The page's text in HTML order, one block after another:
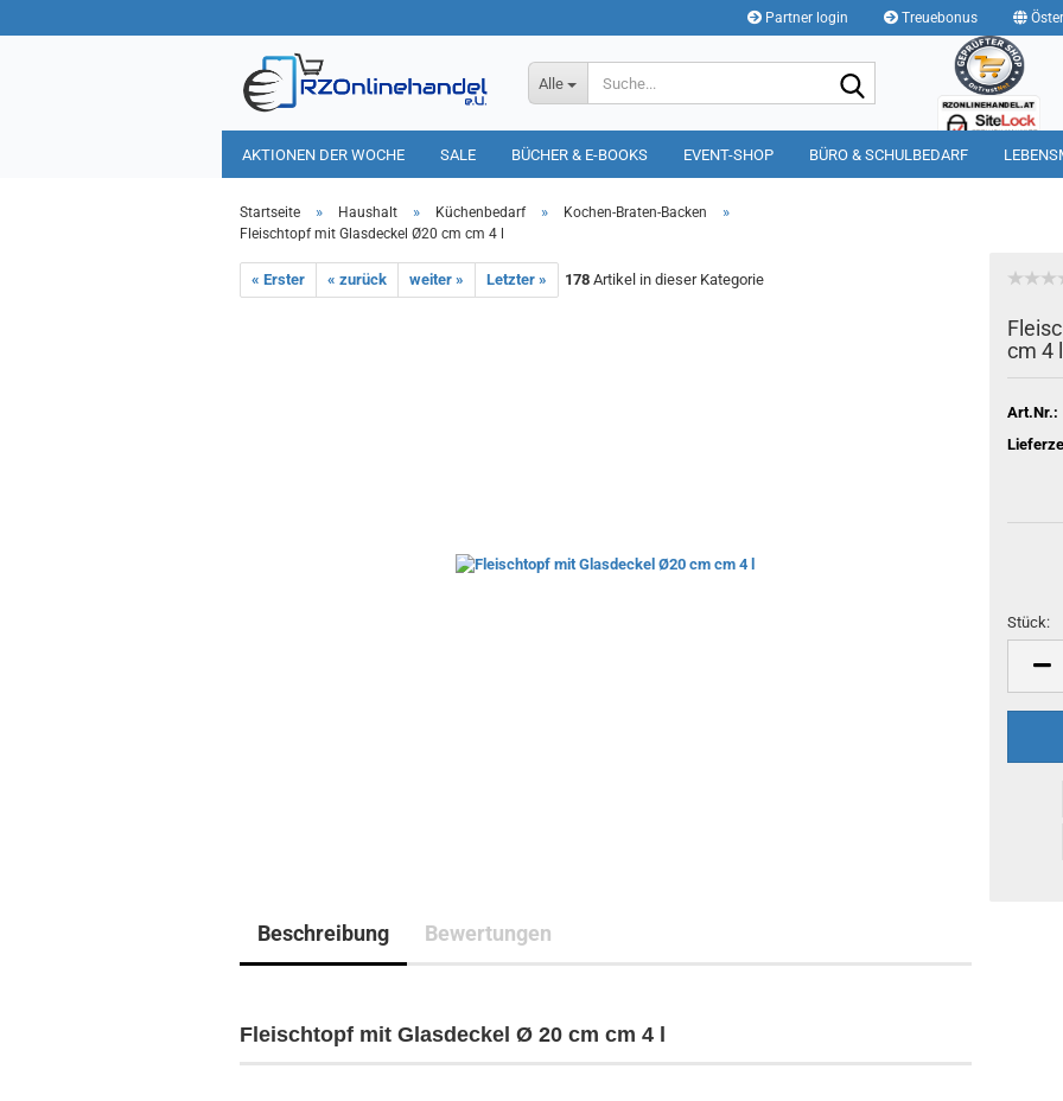
Partner login Treuebonus
Alle
AKTIONEN DER WOCHE SALE BÜCHER & E-BOOKS EVENT-SHOP BÜRO & SCHULBEDARF
HAUSHALT TIERBEDARF
Startseite » Haushalt » Küchenbedarf » Kochen-Braten-Backen »
Fleischtopf mit Glasdeckel Ø20 cm cm 4 l
« Erster « zurück weiter » Letzter » 178 Artikel in dieser Kategorie
cm 4 l
Art.Nr.:
Stück:
Stück
Beschreibung Bewertungen
Fleischtopf mit Glasdeckel Ø 20 cm cm 4 l